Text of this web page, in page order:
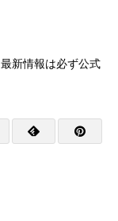
新情報は必ず公式